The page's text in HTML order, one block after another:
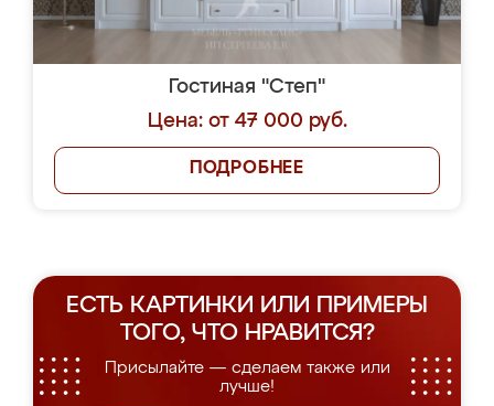
Гостиная "Степ"
Цена: от 47 000 руб.
ПОДРОБНЕЕ
ЕСТЬ КАРТИНКИ ИЛИ ПРИМЕРЫ
ТОГО, ЧТО НРАВИТСЯ?
Присылайте — сделаем также или
лучше!